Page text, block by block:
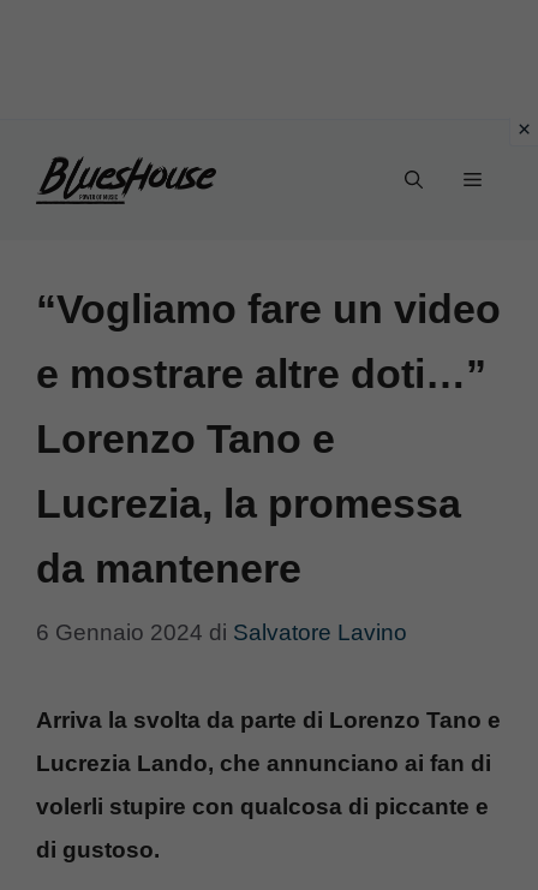
Menu
“Vogliamo fare un video
e mostrare altre doti…”
Lorenzo Tano e
Lucrezia, la promessa
da mantenere
6 Gennaio 2024 di Salvatore Lavino
Arriva la svolta da parte di Lorenzo Tano e
Lucrezia Lando, che annunciano ai fan di
volerli stupire con qualcosa di piccante e
di gustoso.